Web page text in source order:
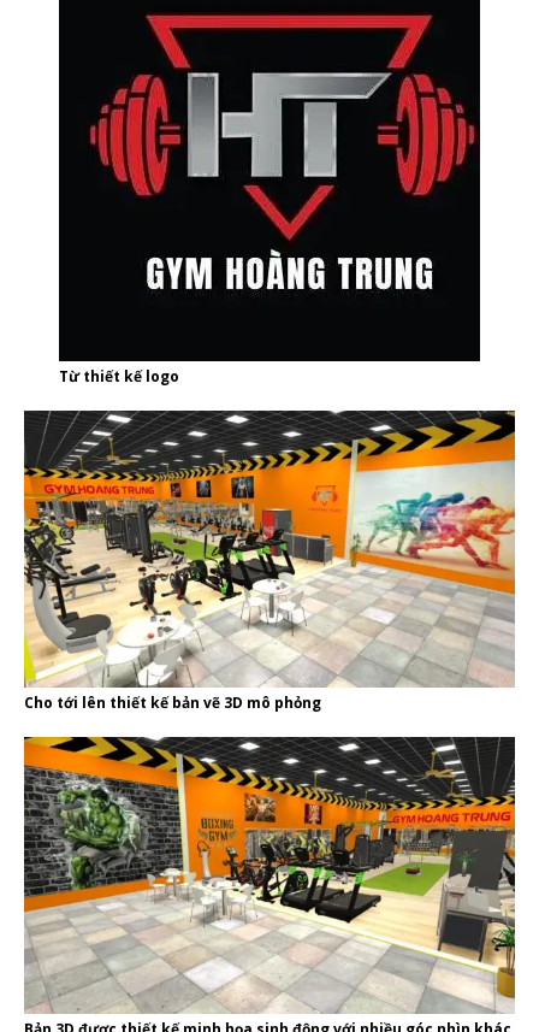
Từ thiết kế logo
Cho tới lên thiết kế bản vẽ 3D mô phỏng